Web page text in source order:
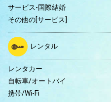
サービス-国際結婚
その他の[サービス]
レンタル
レンタカー
自転車/オートバイ
携帯/Wi-Fi